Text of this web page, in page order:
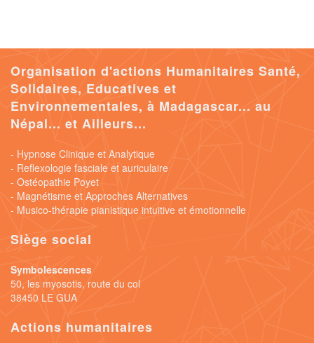
Organisation d'actions Humanitaires Santé,
Solidaires, Educatives et
Environnementales, à Madagascar... au
Népal... et Ailleurs...
- Hypnose Clinique et Analytique
- Reflexologie fasciale et auriculaire
- Ostéopathie Poyet
- Magnétisme et Approches Alternatives
- Musico-thérapie pianistique intuitive et émotionnelle
Siège social
Symbolescences
50, les myosotis, route du col
38450 LE GUA
Actions humanitaires